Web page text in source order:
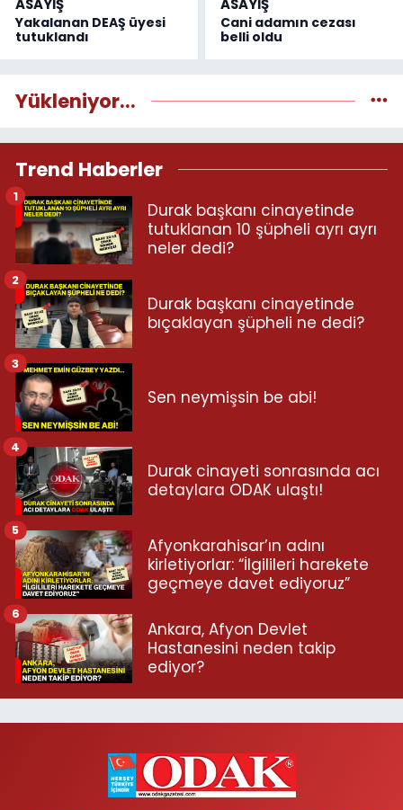
ASAYİŞ
Yakalanan DEAŞ üyesi
tutuklandı
ASAYİŞ
Cani adamın cezası
belli oldu
Yükleniyor...
Trend Haberler
Durak başkanı cinayetinde
tutuklanan 10 şüpheli ayrı ayrı
neler dedi?
1
Durak başkanı cinayetinde
bıçaklayan şüpheli ne dedi?
2
Sen neymişsin be abi!
3
Durak cinayeti sonrasında acı
detaylara ODAK ulaştı!
4
Afyonkarahisar’ın adını
kirletiyorlar: “İlgilileri harekete
geçmeye davet ediyoruz”
5
Ankara, Afyon Devlet
Hastanesini neden takip
ediyor?
6